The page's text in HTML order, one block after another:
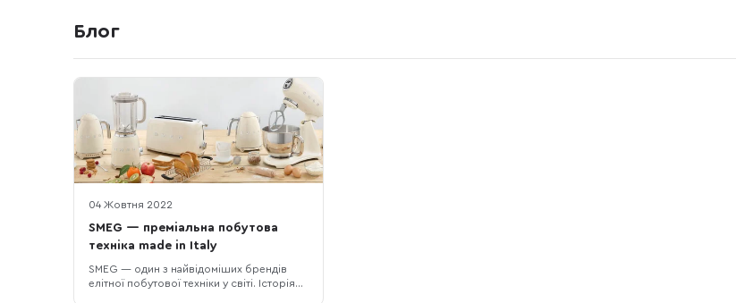
Блог
04 Жовтня 2022
SMEG — преміальна побутова
техніка made in Italy
SMEG — один з найвідоміших брендів
елітної побутової техніки у світі. Історія